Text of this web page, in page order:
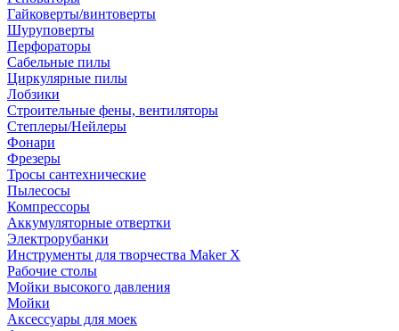
Гайковерты/винтоверты
Шуруповерты
Перфораторы
Сабельные пилы
Циркулярные пилы
Лобзики
Строительные фены, вентиляторы
Степлеры/Нейлеры
Фонари
Фрезеры
Тросы сантехнические
Пылесосы
Компрессоры
Аккумуляторные отвертки
Электрорубанки
Инструменты для творчества Maker X
Рабочие столы
Мойки высокого давления
Мойки
Аксессуары для моек